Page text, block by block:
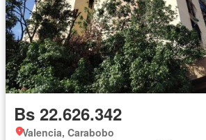
Bs 22.626.342
Valencia, Carabobo